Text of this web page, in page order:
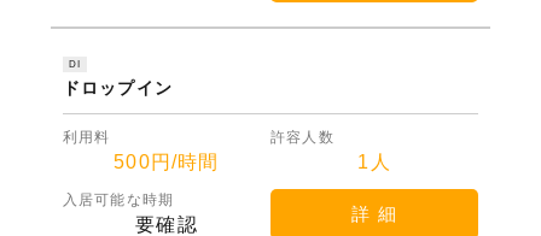
DI
ドロップイン
利用料
500円/時間
許容人数
1人
入居可能な時期
要確認
詳 細